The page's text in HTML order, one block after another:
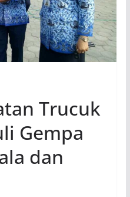
Trucuk
Gempa
dan